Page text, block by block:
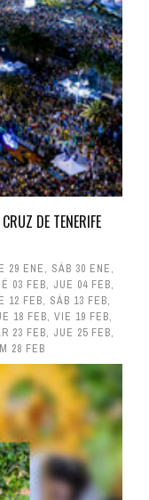
DE TENERIFE
29 ENE, SÁB 30 ENE,
03 FEB, JUE 04 FEB,
12 FEB, SÁB 13 FEB,
18 FEB, VIE 19 FEB,
23 FEB, JUE 25 FEB,
28 FEB